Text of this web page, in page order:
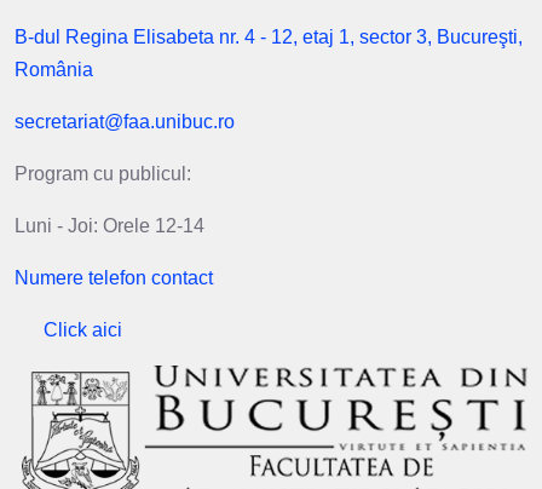
B-dul Regina Elisabeta nr. 4 - 12, etaj 1, sector 3, Bucureşti,
România
secretariat@faa.unibuc.ro
Program cu publicul:
Luni - Joi: Orele 12-14
Numere telefon contact
Click aici